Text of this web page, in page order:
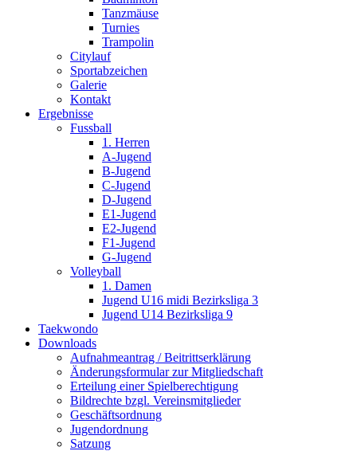
Tanzmäuse
Turnies
Trampolin
Citylauf
Sportabzeichen
Galerie
Kontakt
Ergebnisse
Fussball
1. Herren
A-Jugend
B-Jugend
C-Jugend
D-Jugend
E1-Jugend
E2-Jugend
F1-Jugend
G-Jugend
Volleyball
1. Damen
Jugend U16 midi Bezirksliga 3
Jugend U14 Bezirksliga 9
Taekwondo
Downloads
Aufnahmeantrag / Beitrittserklärung
Änderungsformular zur Mitgliedschaft
Erteilung einer Spielberechtigung
Bildrechte bzgl. Vereinsmitglieder
Geschäftsordnung
Jugendordnung
Satzung